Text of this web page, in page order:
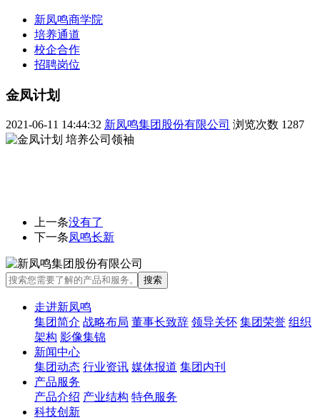
新凤鸣商学院
培养通道
校企合作
招聘岗位
金凤计划
2021-06-11 14:44:32 新凤鸣集团股份有限公司 浏览次数 1287
培养公司领袖
上一条没有了
下一条凤鸣长新
走进新凤鸣
集团简介 战略布局 董事长致辞 领导关怀 集团荣誉 组织
架构 影像集锦
新闻中心
集团动态 行业资讯 媒体报道 集团内刊
产品服务
产品介绍 产业结构 特色服务
科技创新